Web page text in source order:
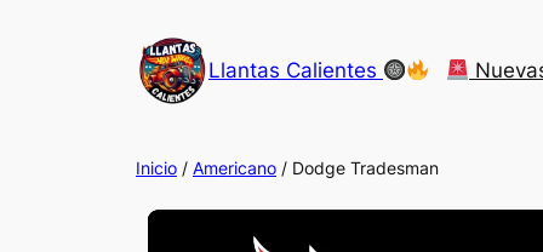
Llantas Calientes
Inicio / Americano / Dodge Tradesman